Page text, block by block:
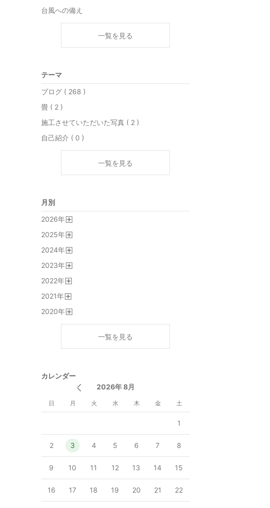
台風への備え
一覧を見る
テーマ
ブログ ( 268 )
畳 ( 2 )
施工させていただいた写真 ( 2 )
自己紹介 ( 0 )
一覧を見る
月別
2026年
2025年
2024年
2023年
2022年
2021年
2020年
一覧を見る
カレンダー
2026年 8月
日 月 火 水 木 金 土
1
2 3 4 5 6 7 8
9 10 11 12 13 14 15
16 17 18 19 20 21 22